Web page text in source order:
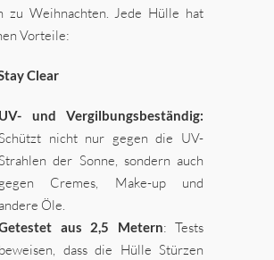
zu Weihnachten. Jede Hülle hat
Vorteile:
Clear
UV- und Vergilbungsbeständig:
nicht nur gegen die UV-
der Sonne, sondern auch
gegen Cremes, Make-up und
Öle.
aus 2,5 Metern: Tests
beweisen, dass die Hülle Stürzen